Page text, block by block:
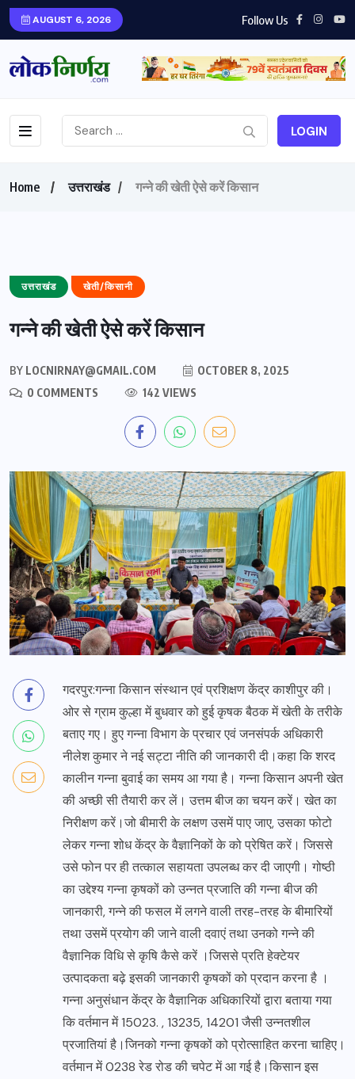
AUGUST 6, 2026 Follow Us
LOGIN
Home उत्तराखंड गन्ने की खेती ऐसे करें किसान
उत्तराखंड खेती/किसानी
गन्ने की खेती ऐसे करें किसान
BY LOCNIRNAY@GMAIL.COM
OCTOBER 8, 2025
0 COMMENTS
142 VIEWS
गदरपुर:गन्ना किसान संस्थान एवं प्रशिक्षण केंद्र काशीपुर की।
ओर से ग्राम कुल्हा में बुधवार को हुई कृषक बैठक में खेती के तरीके
बताए गए। हुए गन्ना विभाग के प्रचार एवं जनसंपर्क अधिकारी
नीलेश कुमार ने नई सट्टा नीति की जानकारी दी।कहा कि शरद
कालीन गन्ना बुवाई का समय आ गया है। गन्ना किसान अपनी खेत
की अच्छी सी तैयारी कर लें। उत्तम बीज का चयन करें। खेत का
निरीक्षण करें।जो बीमारी के लक्षण उसमें पाए जाए, उसका फोटो
लेकर गन्ना शोध केंद्र के वैज्ञानिकों के को प्रेषित करें। जिससे
उसे फोन पर ही तत्काल सहायता उपलब्ध कर दी जाएगी। गोष्ठी
का उद्देश्य गन्ना कृषकों को उन्नत प्रजाति की गन्ना बीज की
जानकारी, गन्ने की फसल में लगने वाली तरह-तरह के बीमारियों
तथा उसमें प्रयोग की जाने वाली दवाएं तथा उनको गन्ने की
वैज्ञानिक विधि से कृषि कैसे करें ।जिससे प्रति हेक्टेयर
उत्पादकता बढ़े इसकी जानकारी कृषकों को प्रदान करना है ।
गन्ना अनुसंधान केंद्र के वैज्ञानिक अधिकारियों द्वारा बताया गया
कि वर्तमान में 15023. , 13235, 14201 जैसी उन्नतशील
प्रजातियां है।जिनको गन्ना कृषकों को प्रोत्साहित करना चाहिए।
वर्तमान में 0238 रेड रोड की चपेट में आ गई है।किसान इस